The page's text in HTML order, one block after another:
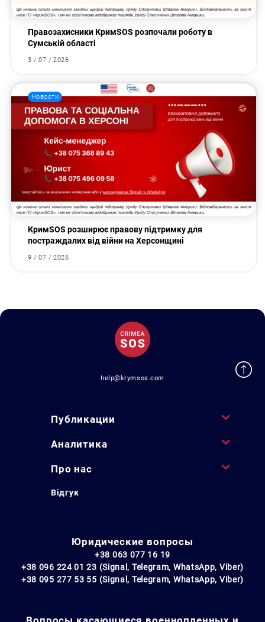
Правозахисники КримSOS розпочали роботу в
Сумській області
3 / 07 / 2026
Новости
КримSOS розширює правову підтримку для
постраждалих від війни на Херсонщині
9 / 07 / 2026
help@krymsos.com
Публикации
Аналитика
Про нас
Відгук
Юридические вопросы
+38 063 077 16 19
+38 096 224 01 23 (Signal, Telegram, WhatsApp, Viber)
+38 095 277 53 55 (Signal, Telegram, WhatsApp, Viber)